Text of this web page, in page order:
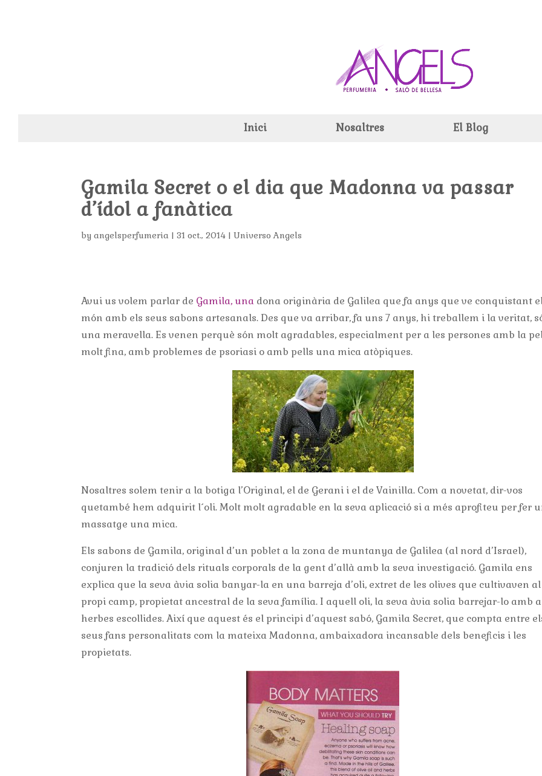
Inici Nosaltres El Blog
Gamila Secret o el dia que Madonna va passar
d’ídol a fanàtica
byangelsperfumeria |31 oct., 2014 |Universo Angels
Avui us volem parlar de Gamila, una dona originària de Galilea que fa anys que ve conquistant
món amb els seus sabons artesanals. Des que va arribar, fa uns 7 anys, hi treballem i la veritat,
una meravella. Es venen perquè són molt agradables, especialment per a les persones amb la
molt fina, amb problemes de psoriasi o amb pells una mica atòpiques.
Nosaltres solem tenir a la botiga l’Original, el de Gerani i el de Vainilla. Com a novetat, dir-vos
quetambé hem adquirit l´oli. Molt molt agradable en la seva aplicació si a més aprofiteu per fer
massatge una mica.
Els sabons de Gamila, original d’un poblet a la zona de muntanya de Galilea (al nord d’Israel),
conjuren la tradició dels rituals corporals de la gent d’allà amb la seva investigació. Gamila ens
explica que la seva àvia solia banyar-la en una barreja d’oli, extret de les olives que cultivaven al
propi camp, propietat ancestral de la seva família. I aquell oli, la seva àvia solia barrejar-lo amb
herbes escollides. Així que aquest és el principi d’aquest sabó, Gamila Secret, que compta entre
seus fans personalitats com la mateixa Madonna, ambaixadora incansable dels beneficis i les
propietats.